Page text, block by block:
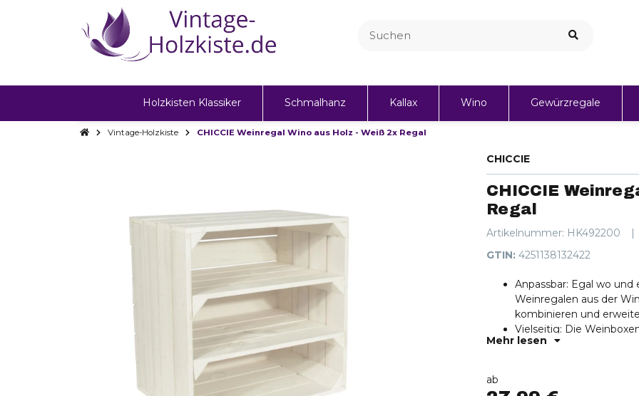
Holzkisten Klassiker Schmalhanz Kallax Wino Gewürzregale
Personalisierte Geschenke
Vintage-Holzkiste CHICCIE Weinregal Wino aus Holz - Weiß 2x Regal
CHICCIE
CHICCIE
Regal
Artikelnummer: HK492200
GTIN: 4251138132422
Anpassbar: Egal wo
Weinregalen aus der
kombinieren und
Vielseitig: Die
ohne großen Aufwand
Getränkeflaschen je
Faszinierend: Schon
Mehr lesen
ab